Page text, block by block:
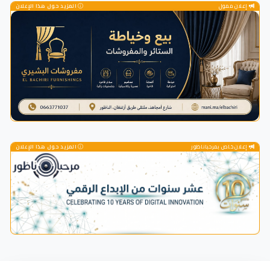
إعلان ممول المزيد حول هذا الإعلان
إعلان خاص بمرحباناظور المزيد حول هذا الإعلان